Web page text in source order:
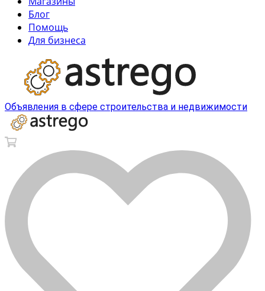
Блог
Помощь
Для бизнеса
Объявления в сфере строительства и недвижимости